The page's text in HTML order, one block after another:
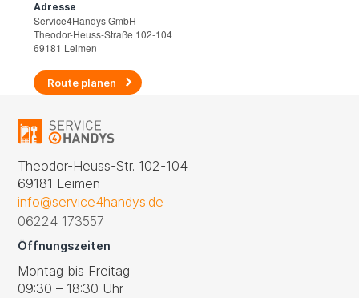
Adresse
Service4Handys GmbH
Theodor-Heuss-Straße 102-104
69181 Leimen
Route planen
Theodor-Heuss-Str. 102-104
69181 Leimen
info@service4handys.de
06224 173557
Öffnungszeiten
Montag bis Freitag
09:30 – 18:30 Uhr